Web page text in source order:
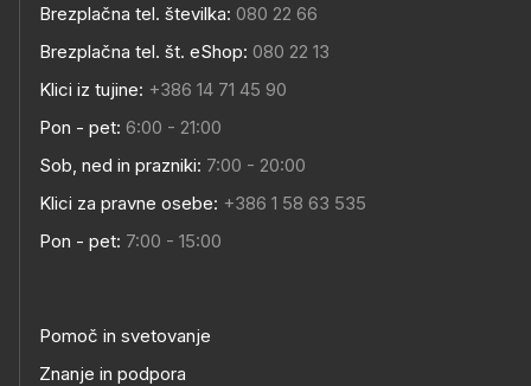
Brezplačna tel. številka: 080 22 66
Brezplačna tel. št. eShop: 080 22 13
Klici iz tujine: +386 14 71 45 90
Pon - pet: 6:00 - 21:00
Sob, ned in prazniki: 7:00 - 20:00
Klici za pravne osebe: +386 1 58 63 535
Pon - pet: 7:00 - 15:00
Pomoč in svetovanje
Znanje in podpora